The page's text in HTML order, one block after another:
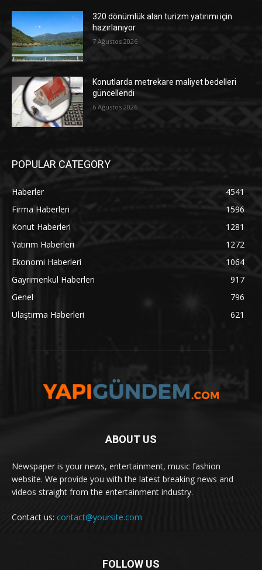
320 dönümlük alan turizm yatırımı için
hazırlanıyor
7 Ağustos 2026
Konutlarda metrekare maliyet bedelleri
güncellendi
6 Ağustos 2026
POPULAR CATEGORY
Haberler
4541
Firma Haberleri
1596
Konut Haberleri
1281
Yatırım Haberleri
1272
Ekonomi Haberleri
1064
Gayrimenkul Haberleri
917
Genel
796
Ulaştırma Haberleri
621
ABOUT US
Newspaper is your news, entertainment, music fashion
website. We provide you with the latest breaking news and
videos straight from the entertainment industry.
Contact us: contact@yoursite.com
FOLLOW US